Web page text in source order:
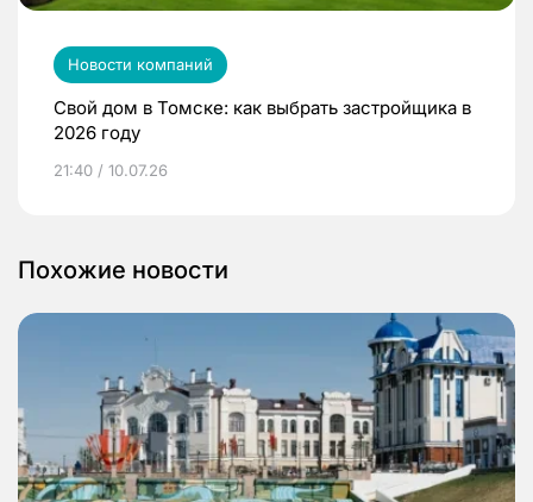
Новости компаний
Свой дом в Томске: как выбрать застройщика в
2026 году
21:40 / 10.07.26
Похожие новости